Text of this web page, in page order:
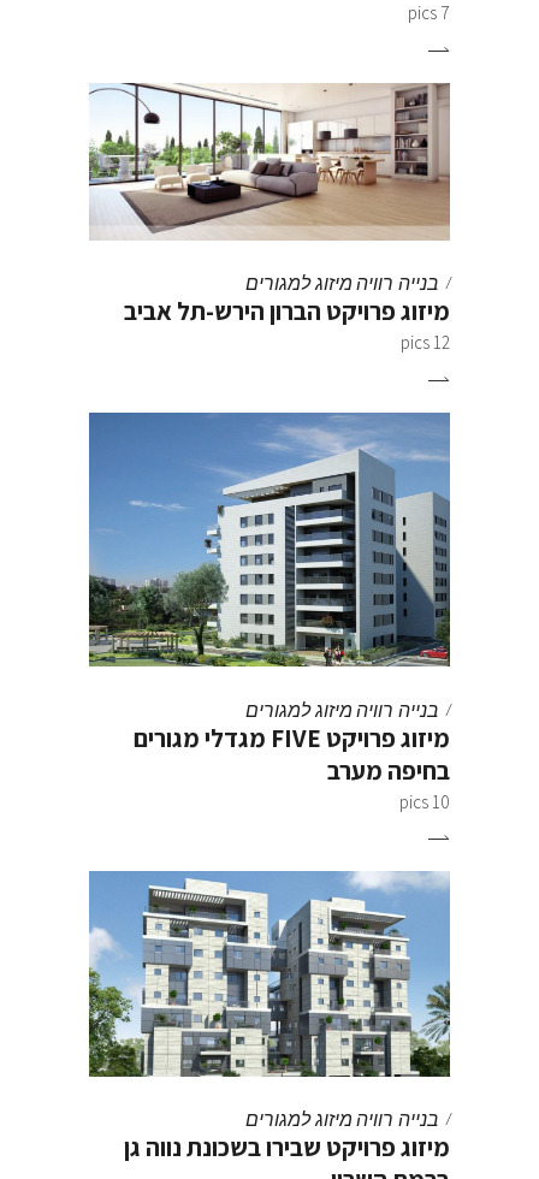
7 pics
בנייה רוויה מיזוג למגורים
מיזוג פרויקט הברון הירש-תל אביב
12 pics
בנייה רוויה מיזוג למגורים
מיזוג פרויקט FIVE מגדלי מגורים
בחיפה מערב
10 pics
בנייה רוויה מיזוג למגורים
מיזוג פרויקט שבירו בשכונת נווה גן